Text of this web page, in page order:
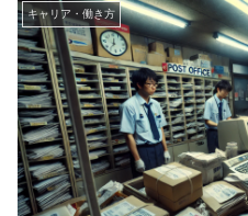
キャリア・働き方